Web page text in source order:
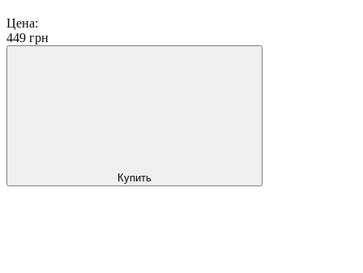
Цена:
449 грн
Купить